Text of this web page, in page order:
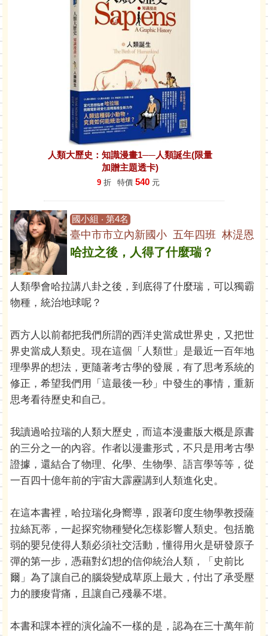
人類大歷史：知識漫畫1──人類誕生(限量
加贈主題透卡)
9 折 特價 540 元
國小組 ‧ 第4名
臺中市市立內新國小 五年四班 林湜恩
哈拉之後，人得了什麼瑞？
人類學會哈拉講八卦之後，到底得了什麼瑞，可以獨霸
物種，統治地球呢？
西方人以前都把我們所謂的西洋史當成世界史，又把世
界史當成人類史。現在這個「人類世」是最近一百年地
理學界的想法，更隨著考古學的發展，有了思考系統的
修正，希望我們用「這最後一秒」中發生的事情，重新
思考看待歷史和自己。
我讀過哈拉瑞的人類大歷史，而這本漫畫版大概是原書
的三分之一的內容。作者以漫畫形式，不只是用考古學
證據，還結合了物理、化學、生物學、語言學等等，從
一百四十億年前的宇宙大霹靂講到人類進化史。
在這本書裡，哈拉瑞化身嚮導，跟著印度生物學教授薩
拉絲瓦蒂，一起探究物種變化怎樣影響人類史。包括脆
弱的嬰兒使得人類必須社交活動，懂得用火是研發原子
彈的第一步，憑藉對幻想的信仰統治人類，「史前比
爾」為了讓自己的腦袋變成草原上最大，付出了承受壓
力的腰痠背痛，且讓自己殘暴不堪。
本書和課本裡的演化論不一樣的是，認為在三十萬年前